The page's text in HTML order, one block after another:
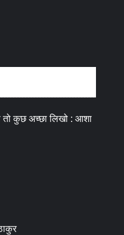
तो कुछ अच्छा लिखो : आशा